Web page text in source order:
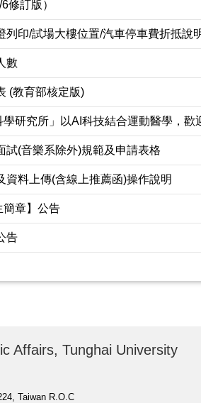
修訂版）
印/試場大樓位置/汽車停車費折抵說
數
(教育部核定版)
研究所」以AI科技結合運動醫學，歡
試(音樂系除外)規範及申請表格
料上傳(含線上推薦函)操作說明
簡章】公告
告
Affairs, Tunghai University
Taiwan R.O.C